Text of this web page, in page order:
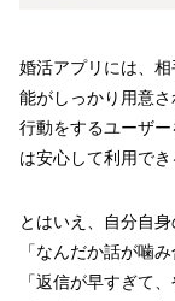
婚活アプリには、
能がしっかり用意
行動をするユーザー
は安心して利用でき
とはいえ、自分自身
「なんだか話が噛み
「返信が早すぎて